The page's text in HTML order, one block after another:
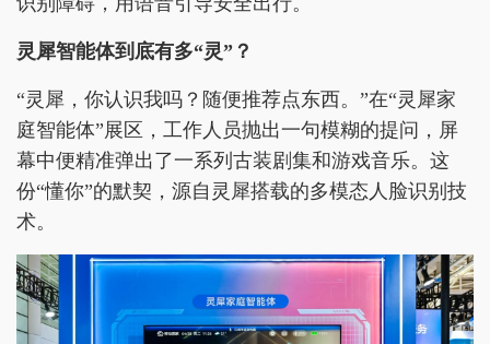
灵犀智能体到底有多“灵”？
“灵犀，你认识我吗？随便推荐点东西。”在“灵犀家
庭智能体”展区，工作人员抛出一句模糊的提问，屏
幕中便精准弹出了一系列古装剧集和游戏音乐。这
份“懂你”的默契，源自灵犀搭载的多模态人脸识别技
术。